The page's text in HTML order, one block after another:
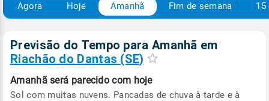
Agora Hoje Amanhã Fim de semana 15
Previsão do Tempo para Amanhã em
Riachão do Dantas (SE)
Amanhã será parecido com hoje
Sol com muitas nuvens. Pancadas de chuva à tarde e à